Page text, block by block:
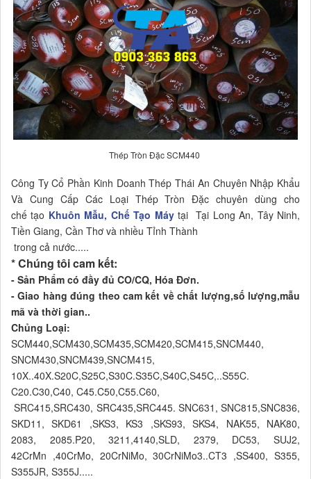
Thép Tròn Đặc SCM440
Công Ty Cổ Phần Kinh Doanh Thép Thái An Chuyên Nhập Khẩu
Và Cung Cấp Các Loại Thép Tròn Đặc chuyên dùng cho
chế tạo Khuôn Mẫu, Chế Tạo Máytại Tại Long An, Tây Ninh,
Tiền Giang, Cần Thơ và nhiều Tỉnh Thành
trong cả nước.....
* Chúng tôi cam kết:
- Sản Phẩm có đầy đủ CO/CQ, Hóa Đơn.
- Giao hàng đúng theo cam kết về chất lượng,số lượng,mẫu
mã và thời gian..
Chủng Loại:
SCM440,SCM430,SCM435,SCM420,SCM415,SNCM440,
SNCM430,SNCM439,SNCM415,
10X..40X.S20C,S25C,S30C.S35C,S40C,S45C,..S55C.
C20.C30,C40, C45.C50,C55.C60,
SRC415,SRC430, SRC435,SRC445. SNC631, SNC815,SNC836,
SKD11, SKD61 ,SKS3, KS3 ,SKS93, SKS4, NAK55, NAK80,
2083, 2085.P20, 3211,4140,SLD, 2379, DC53, SUJ2,
42CrMn ,40CrMo, 20CrNiMo, 30CrNiMo3..CT3 ,SS400, S355,
S355JR, S355J.....